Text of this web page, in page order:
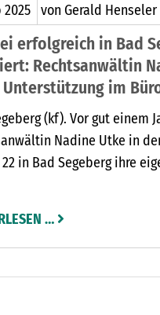
2025 von Gerald Henseler
erfolgreich in Bad
Rechtsanwältin
im
(kf). Vor gut einem
Nadine Utke in
in Bad Segeberg ihre
in der näheren
ihnen auch im
sagt sie.
…